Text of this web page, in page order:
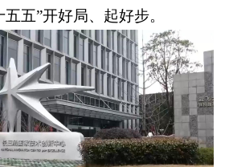
五”开好局、起好步。